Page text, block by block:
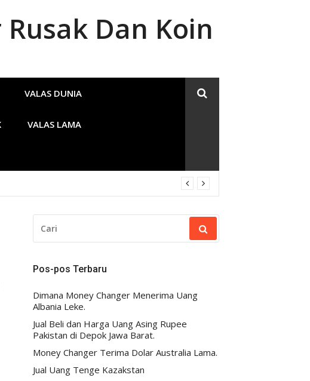
Dan Koin
VALAS DUNIA
VALAS LAMA
UNTUK:
Pos-pos Terbaru
Dimana Money Changer Menerima Uang
Albania Leke.
Jual Beli dan Harga Uang Asing Rupee
Pakistan di Depok Jawa Barat.
Money Changer Terima Dolar Australia Lama.
Jual Uang Tenge Kazakstan